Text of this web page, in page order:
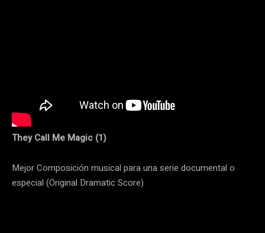
They Call Me Magic (1)
Mejor Composición musical para una serie documental o
especial (Original Dramatic Score)